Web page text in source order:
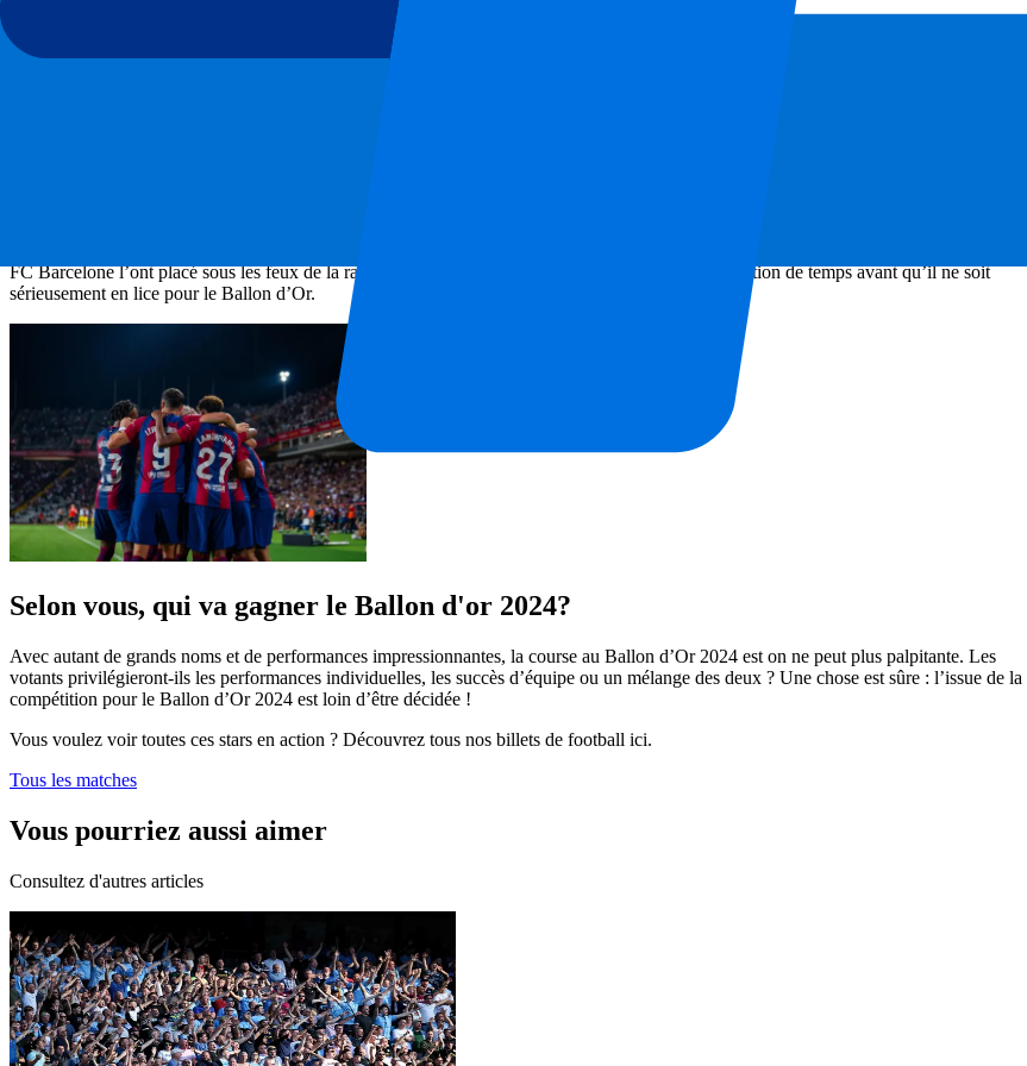
Lamine Yamal: Un futur Ballon d'Or
FC Barcelone l’ont placé sous les feux de la rampe. S’il continue à progresser, ce n’est qu’une question de temps avant qu’il ne soit
sérieusement en lice pour le Ballon d’Or.
Selon vous, qui va gagner le Ballon d'or 2024?
Avec autant de grands noms et de performances impressionnantes, la course au Ballon d’Or 2024 est on ne peut plus palpitante. Les
votants privilégieront-ils les performances individuelles, les succès d’équipe ou un mélange des deux ? Une chose est sûre : l’issue de la
compétition pour le Ballon d’Or 2024 est loin d’être décidée !
Vous voulez voir toutes ces stars en action ? Découvrez tous nos billets de football ici.
Tous les matches
Vous pourriez aussi aimer
Consultez d'autres articles